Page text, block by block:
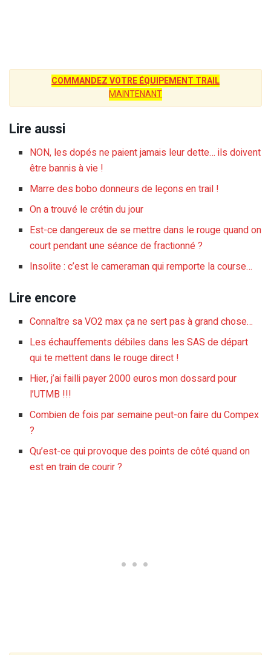
COMMANDEZ VOTRE ÉQUIPEMENT TRAIL
MAINTENANT
Lire aussi
NON, les dopés ne paient jamais leur dette… ils doivent
être bannis à vie !
Marre des bobo donneurs de leçons en trail !
On a trouvé le crétin du jour
Est-ce dangereux de se mettre dans le rouge quand on
court pendant une séance de fractionné ?
Insolite : c’est le cameraman qui remporte la course…
Lire encore
Connaître sa VO2 max ça ne sert pas à grand chose…
Les échauffements débiles dans les SAS de départ
qui te mettent dans le rouge direct !
Hier, j’ai failli payer 2000 euros mon dossard pour
l’UTMB !!!
Combien de fois par semaine peut-on faire du Compex
?
Qu’est-ce qui provoque des points de côté quand on
est en train de courir ?